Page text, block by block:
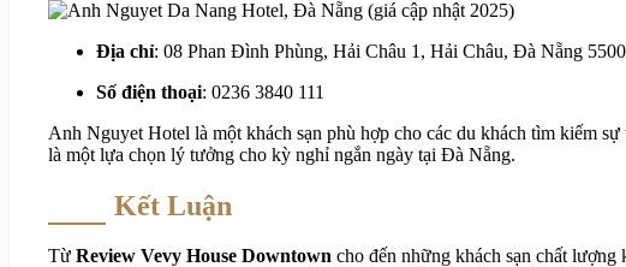
Địa chỉ: 08 Phan Đình Phùng, Hải Châu 1, Hải Châu, Đà Nẵng
Số điện thoại: 0236 3840 111
Anh Nguyet Hotel là một khách sạn phù hợp cho các du khách tìm kiếm
là một lựa chọn lý tưởng cho kỳ nghỉ ngắn ngày tại Đà Nẵng.
Kết Luận
Từ Review Vevy House Downtown cho đến những khách sạn chất